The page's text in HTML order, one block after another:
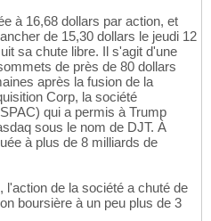
à 16,68 dollars par action, et
de 15,30 dollars le jeudi 12
sa chute libre. Il s'agit d'une
de près de 80 dollars
après la fusion de la
Corp, la société
qui a permis à Trump
sous le nom de DJT. À
à plus de 8 milliards de
de la société a chuté de
boursière à un peu plus de 3